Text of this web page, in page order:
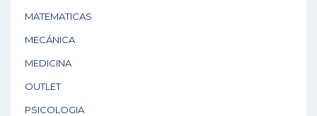
MATEMATICAS
MECÁNICA
MEDICINA
OUTLET
PSICOLOGIA